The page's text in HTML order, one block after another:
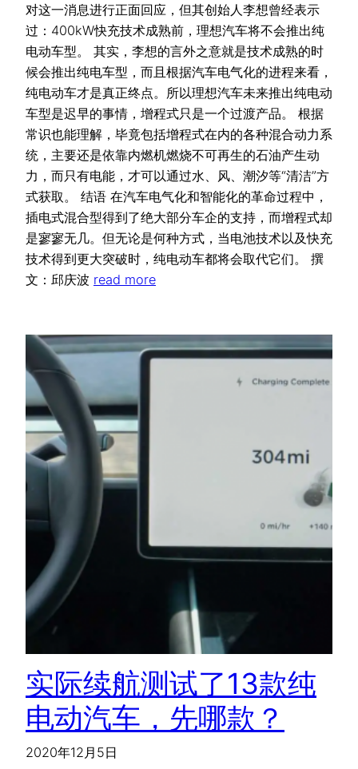
对这一消息进行正面回应，但其创始人李想曾经表示
过：400kW快充技术成熟前，理想汽车将不会推出纯
电动车型。 其实，李想的言外之意就是技术成熟的时
候会推出纯电车型，而且根据汽车电气化的进程来看，
纯电动车才是真正终点。所以理想汽车未来推出纯电动
车型是迟早的事情，增程式只是一个过渡产品。 根据
常识也能理解，毕竟包括增程式在内的各种混合动力系
统，主要还是依靠内燃机燃烧不可再生的石油产生动
力，而只有电能，才可以通过水、风、潮汐等“清洁”方
式获取。 结语 在汽车电气化和智能化的革命过程中，
插电式混合型得到了绝大部分车企的支持，而增程式却
是寥寥无几。但无论是何种方式，当电池技术以及快充
技术得到更大突破时，纯电动车都将会取代它们。 撰
文：邱庆波 read more
实际续航测试了13款纯
电动汽车，先哪款？
2020年12月5日